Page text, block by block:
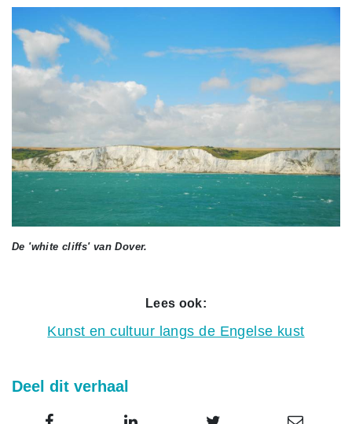
De 'white cliffs' van Dover.
Lees ook:
Kunst en cultuur langs de Engelse kust
Deel dit verhaal